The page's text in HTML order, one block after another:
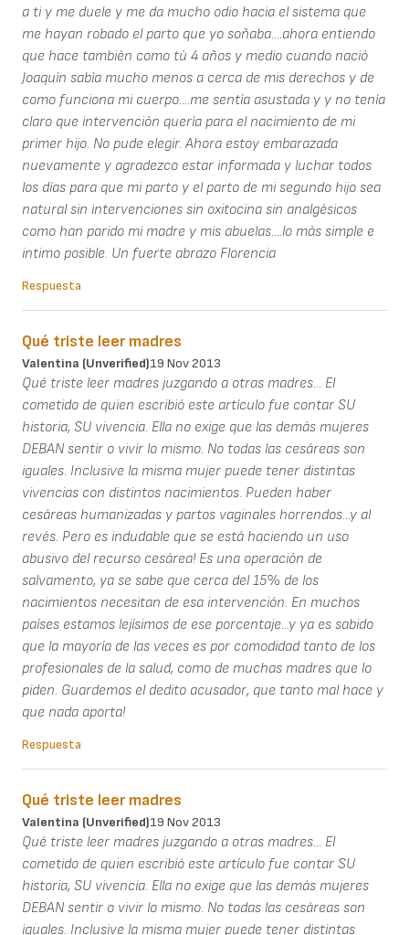
a ti y me duele y me da mucho odio hacia el sistema que
me hayan robado el parto que yo soñaba....ahora entiendo
que hace tambièn como tù 4 años y medio cuando naciò
Joaquìn sabìa mucho menos a cerca de mis derechos y de
como funciona mi cuerpo....me sentìa asustada y y no tenìa
claro que intervenciòn querìa para el nacimiento de mi
primer hijo. No pude elegir. Ahora estoy embarazada
nuevamente y agradezco estar informada y luchar todos
los dìas para que mi parto y el parto de mi segundo hijo sea
natural sin intervenciones sin oxitocina sin analgèsicos
como han parido mi madre y mis abuelas....lo màs simple e
intimo posible. Un fuerte abrazo Florencia
Respuesta
Qué triste leer madres
Valentina (unverified)19 Nov 2013
Qué triste leer madres juzgando a otras madres... El
cometido de quien escribió este artículo fue contar SU
historia, SU vivencia. Ella no exige que las demás mujeres
DEBAN sentir o vivir lo mismo. No todas las cesáreas son
iguales. Inclusive la misma mujer puede tener distintas
vivencias con distintos nacimientos. Pueden haber
cesáreas humanizadas y partos vaginales horrendos...y al
revés. Pero es indudable que se está haciendo un uso
abusivo del recurso cesárea! Es una operación de
salvamento, ya se sabe que cerca del 15% de los
nacimientos necesitan de esa intervención. En muchos
países estamos lejísimos de ese porcentaje...y ya es sabido
que la mayoría de las veces es por comodidad tanto de los
profesionales de la salud, como de muchas madres que lo
piden. Guardemos el dedito acusador, que tanto mal hace y
que nada aporta!
Respuesta
Qué triste leer madres
Valentina (unverified)19 Nov 2013
Qué triste leer madres juzgando a otras madres... El
cometido de quien escribió este artículo fue contar SU
historia, SU vivencia. Ella no exige que las demás mujeres
DEBAN sentir o vivir lo mismo. No todas las cesáreas son
iguales. Inclusive la misma mujer puede tener distintas